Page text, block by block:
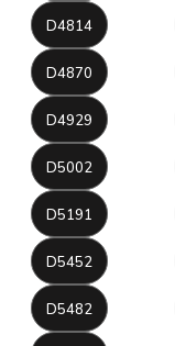
D4814
D4870
D4929
D5002
D5191
D5452
D5482